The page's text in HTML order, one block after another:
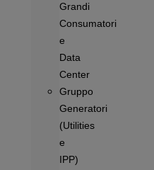
Grandi
Consumatori
e
Data
Center
Gruppo
Generatori
(Utilities
e
IPP)